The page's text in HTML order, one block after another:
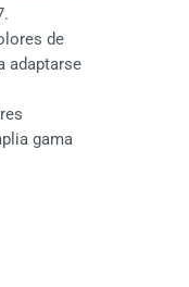
de
adaptarse
gama